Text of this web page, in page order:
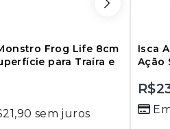
Frog Life 8cm
para Traíra e
21,90 sem juros
Isca
Ação
out
R$